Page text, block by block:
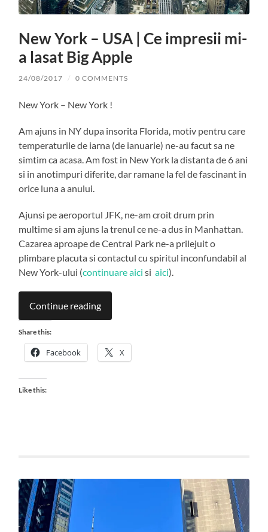
New York – USA | Ce impresii mi-
a lasat Big Apple
24/08/2017 / 0 COMMENTS
New York – New York !
Am ajuns in NY dupa insorita Florida, motiv pentru care
temperaturile de iarna (de ianuarie) ne-au facut sa ne
simtim ca acasa. Am fost in New York la distanta de 6 ani
si in anotimpuri diferite, dar ramane la fel de fascinant in
orice luna a anului.
Ajunsi pe aeroportul JFK, ne-am croit drum prin
multime si am ajuns la trenul ce ne-a dus in Manhattan.
Cazarea aproape de Central Park ne-a prilejuit o
plimbare placuta si contactul cu spiritul inconfundabil al
New York-ului (continuare aici siaici).
Continue reading
Share this:
Facebook X
Like this: